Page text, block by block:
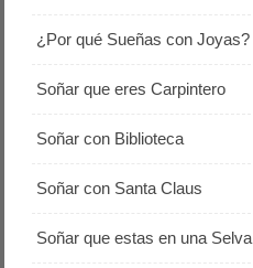
¿Por qué Sueñas con Joyas?
Soñar que eres Carpintero
Soñar con Biblioteca
Soñar con Santa Claus
Soñar que estas en una Selva